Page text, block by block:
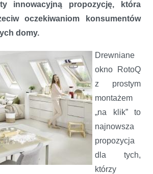
innowacyjną propozycję, która
oczekiwaniom konsumentów
domy.
Drewniane
okno RotoQ
z prostym
montażem
„na klik” to
najnowsza
propozycja
dla tych,
którzy